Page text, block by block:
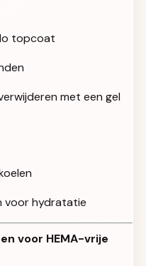
topcoat
met een gel
voor hydratatie
voor HEMA-vrije